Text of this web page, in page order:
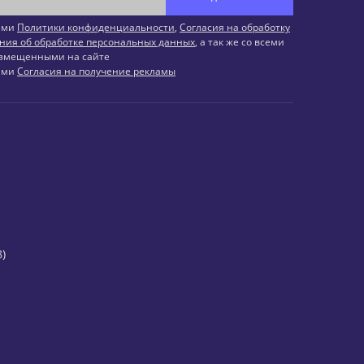
Политики конфиденциальности, Согласия на обработку
об обработке персональных данных, а так же со всеми
на сайте
Согласия на получение рекламы